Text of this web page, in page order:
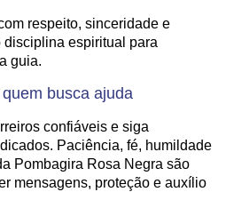
respeito, sinceridade e
disciplina espiritual para
guia.
busca ajuda
confiáveis e siga
Paciência, fé, humildade
Pombagira Rosa Negra são
mensagens, proteção e auxílio